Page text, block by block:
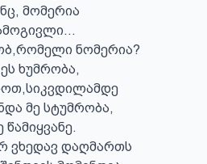
მომერია
ნომერია?
ხუმრობა,
მე სტუმრობა,
ვხედავ დაღმართს